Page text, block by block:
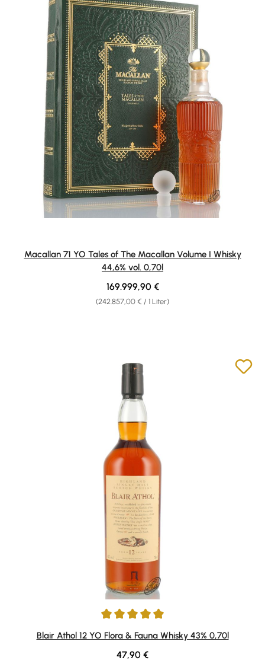
Macallan 71 YO Tales of The Macallan Volume I Whisky
44,6% vol. 0,70l
(242.857,00 € / 1 Liter)
Regulärer Preis:
169.999,90 €
Durchschnittliche Bewertung von 5 von 5 Sternen
Blair Athol 12 YO Flora & Fauna Whisky 43% 0,70l
Regulärer Preis:
47,90 €